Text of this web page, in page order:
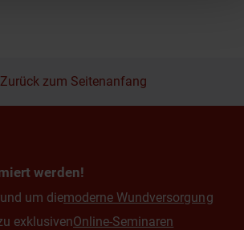
Zurück zum Seitenanfang
werden!
um diemoderne Wundversorgung
exklusivenOnline-Seminaren